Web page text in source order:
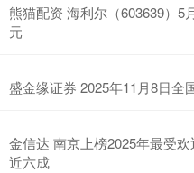
熊猫配资 海利尔（603639）5
元
盛金缘证券 2025年11月8日全
金信达 南京上榜2025年最受
近六成